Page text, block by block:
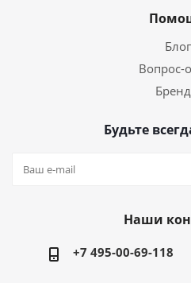
Блог
Вопрос-
Будьте
Наши
+7 495-00-69-118